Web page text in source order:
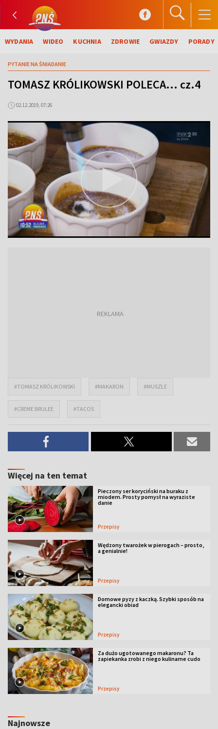
WYDANIA WIDEO KUCHNIA ZDROWIE GWIAZDY PORADY
PYTANIE NA ŚNIADANIE
TOMASZ KRÓLIKOWSKI POLECA... cz.4
02.12.2019, 07:26
#TOMASZ KRÓLIKOWSKI #MAKARON #MUSZLE
#CREME BRULEE #TACOS
Więcej na ten temat
Pieczony ser koryciński na buraku z
miodem. Prosty pomysł na wyraziste
danie
Przepisy
Wędzony twarożek w pierogach – prosto,
a genialnie!
Przepisy
Domowe pyzy z kaczką. Szybki sposób na
elegancki obiad
Przepisy
Za dużo ugotowanego makaronu? Ta
zapiekanka zrobi z niego kulinarne cudo
Przepisy
Najnowsze